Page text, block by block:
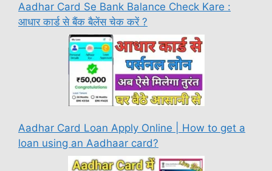
Aadhar Card Se Bank Balance Check Kare :
आधार कार्ड से बैंक बैलेंस चेक करें ?
Aadhar Card Loan Apply Online | How to get a
loan using an Aadhaar card?